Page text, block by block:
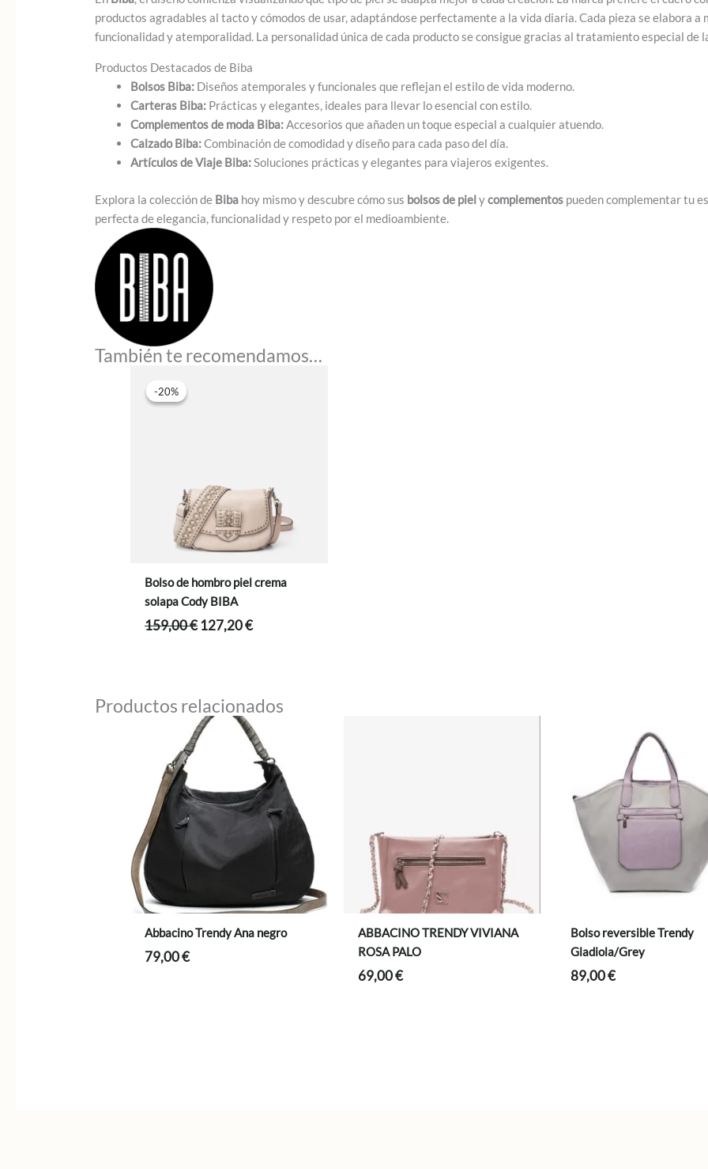
productos agradables al tacto y cómodos de usar, adaptándose perfectamente a la vida diaria. Cada pieza se elabora
funcionalidad y atemporalidad. La personalidad única de cada producto se consigue gracias al tratamiento especial de
Productos Destacados de Biba
Bolsos Biba: Diseños atemporales y funcionales que reflejan el estilo de vida moderno.
Carteras Biba: Prácticas y elegantes, ideales para llevar lo esencial con estilo.
Complementos de moda Biba:Accesorios que añaden un toque especial a cualquier atuendo.
Calzado Biba:Combinación de comodidad y diseño para cada paso del día.
Artículos de Viaje Biba:Soluciones prácticas y elegantes para viajeros exigentes.
Explora la colección de Biba hoy mismo y descubre cómo sus bolsos de pielycomplementos pueden complementar tu
perfecta de elegancia, funcionalidad y respeto por el medioambiente.
También te recomendamos…
-20%
-20%
Bolso de hombro piel crema
solapa Cody BIBA
159,00€El
127,20€El
Productos relacionados
Abbacino Trendy Ana negro
79,00€
ABBACINO TRENDY VIVIANA
ROSA PALO
69,00€
Bolso reversible Trendy
Gladiola/Grey
89,00€